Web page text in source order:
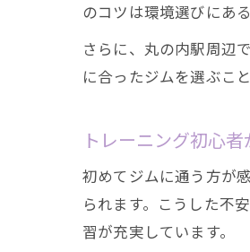
のコツは環境選びにあ
さらに、丸の内駅周辺
に合ったジムを選ぶこ
トレーニング初心
初めてジムに通う方が
られます。こうした不
習が充実しています。